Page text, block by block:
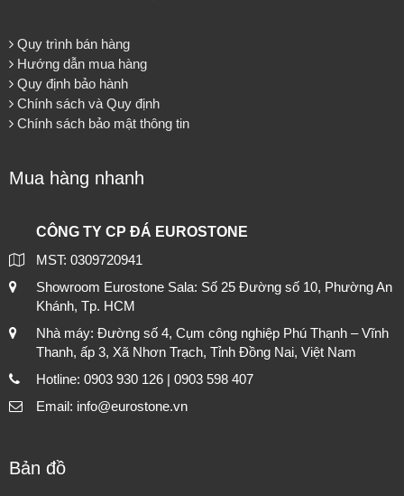
Quy trình bán hàng
Hướng dẫn mua hàng
Quy định bảo hành
Chính sách và Quy định
Chính sách bảo mật thông tin
Mua hàng nhanh
CÔNG TY CP ĐÁ EUROSTONE
MST: 0309720941
Showroom Eurostone Sala: Số 25 Đường số 10, Phường An
Khánh, Tp. HCM
Nhà máy: Đường số 4, Cụm công nghiệp Phú Thạnh – Vĩnh
Thanh, ấp 3, Xã Nhơn Trạch, Tỉnh Đồng Nai, Việt Nam
Hotline: 0903 930 126 | 0903 598 407
Email: info@eurostone.vn
Bản đồ